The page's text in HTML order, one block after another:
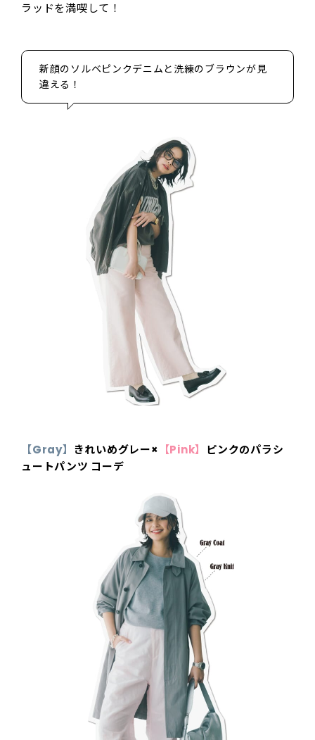
ラッドを満喫して！
新顔のソルベピンクデニムと洗練のブラウンが見
違える！
【Gray】 きれいめグレー× 【Pink】 ピンクのパラシ
ュートパンツ コーデ